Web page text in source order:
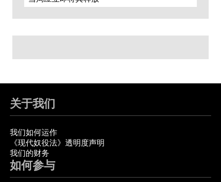
关于我们
我们如何运作
《现代奴役法》透明度声明
我们的财务
如何参与